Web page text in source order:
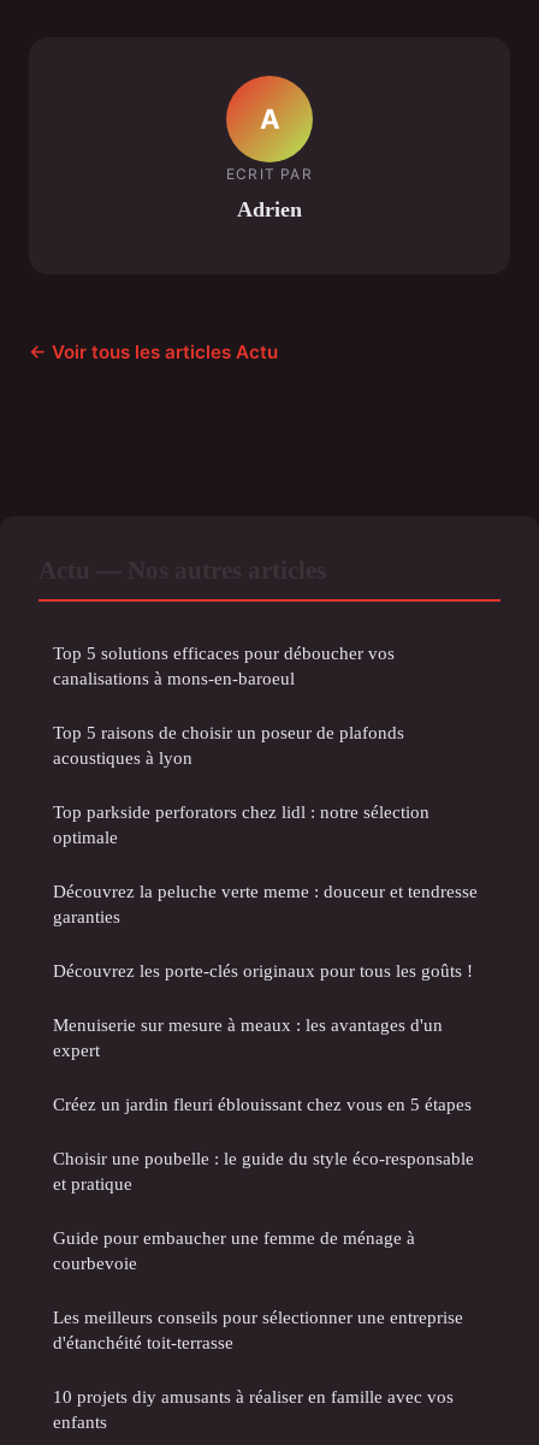
A
ECRIT PAR
Adrien
← Voir tous les articles Actu
Top 5 solutions efficaces pour déboucher vos
canalisations à mons-en-baroeul
Top 5 raisons de choisir un poseur de plafonds
acoustiques à lyon
Top parkside perforators chez lidl : notre sélection
optimale
Découvrez la peluche verte meme : douceur et tendresse
garanties
Découvrez les porte-clés originaux pour tous les goûts !
Menuiserie sur mesure à meaux : les avantages d'un
expert
Créez un jardin fleuri éblouissant chez vous en 5 étapes
Choisir une poubelle : le guide du style éco-responsable
et pratique
Guide pour embaucher une femme de ménage à
courbevoie
Les meilleurs conseils pour sélectionner une entreprise
d'étanchéité toit-terrasse
10 projets diy amusants à réaliser en famille avec vos
enfants